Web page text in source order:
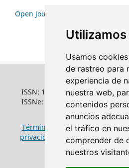
Usamos
de rastreo para
experiencia de
nuestra web,
contenidos
anuncios
el tráfico en
comprender de
nuestros
Open Journal Systems
ISSN: 1022-6508
ISSNe: 1681-5653
Términos y condiciones de uso
privacidad
Política de cookies